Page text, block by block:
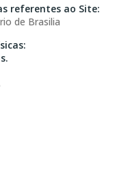
referentes ao Site:
de Brasilia